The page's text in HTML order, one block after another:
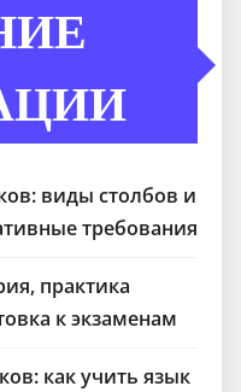
виды столбов и
требования
практика
к экзаменам
как учить язык